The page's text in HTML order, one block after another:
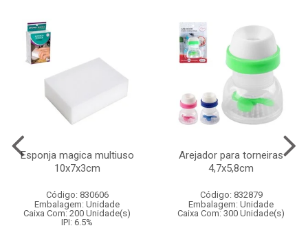
Esponja magica multiuso
10x7x3cm
Código: 830606
Embalagem: Unidade
Caixa Com: 200 Unidade(s)
IPI: 6.5%
Arejador para torneiras
4,7x5,8cm
Código: 832879
Embalagem: Unidade
Caixa Com: 300 Unidade(s)